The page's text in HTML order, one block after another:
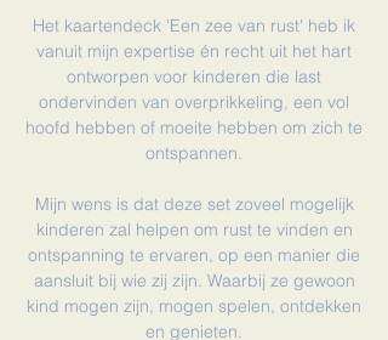
Het kaartendeck 'Een zee van rust' heb ik
vanuit mijn expertise én recht uit het hart
ontworpen voor kinderen die last
ondervinden van overprikkeling, een vol
hoofd hebben of moeite hebben om zich te
ontspannen.
Mijn wens is dat deze set zoveel mogelijk
kinderen zal helpen om rust te vinden en
ontspanning te ervaren, op een manier die
aansluit bij wie zij zijn. Waarbij ze gewoon
kind mogen zijn, mogen spelen, ontdekken
en genieten.